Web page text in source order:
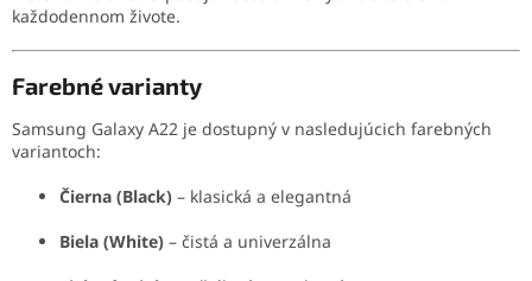
každodennom živote.
Farebné varianty
Samsung Galaxy A22 je dostupný v nasledujúcich farebných
variantoch:
Čierna (Black) – klasická a elegantná
Biela (White) – čistá a univerzálna